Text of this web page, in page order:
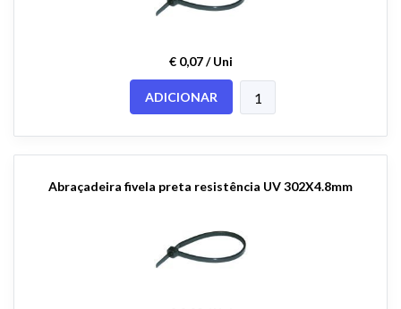
€ 0,07 / Uni
ADICIONAR
Abraçadeira fivela preta resistência UV 302X4.8mm